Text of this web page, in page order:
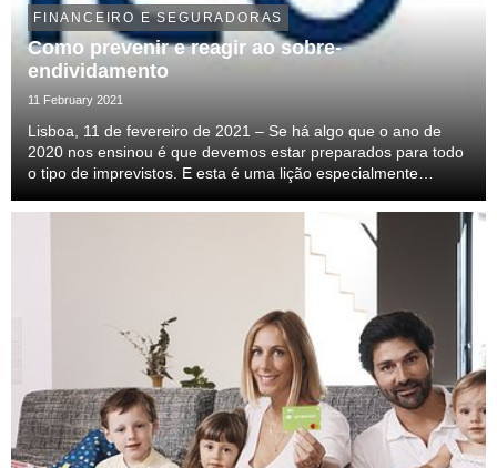
FINANCEIRO E SEGURADORAS
Como prevenir e reagir ao sobre-
endividamento
11 February 2021
Lisboa, 11 de fevereiro de 2021 – Se há algo que o ano de
2020 nos ensinou é que devemos estar preparados para todo
o tipo de imprevistos. E esta é uma lição especialmente
gestão cuidada do dinheiro disponível...